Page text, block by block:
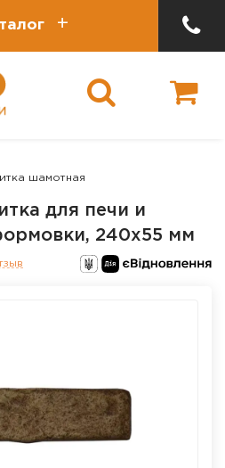
шамотная
для печи и
240х55 мм